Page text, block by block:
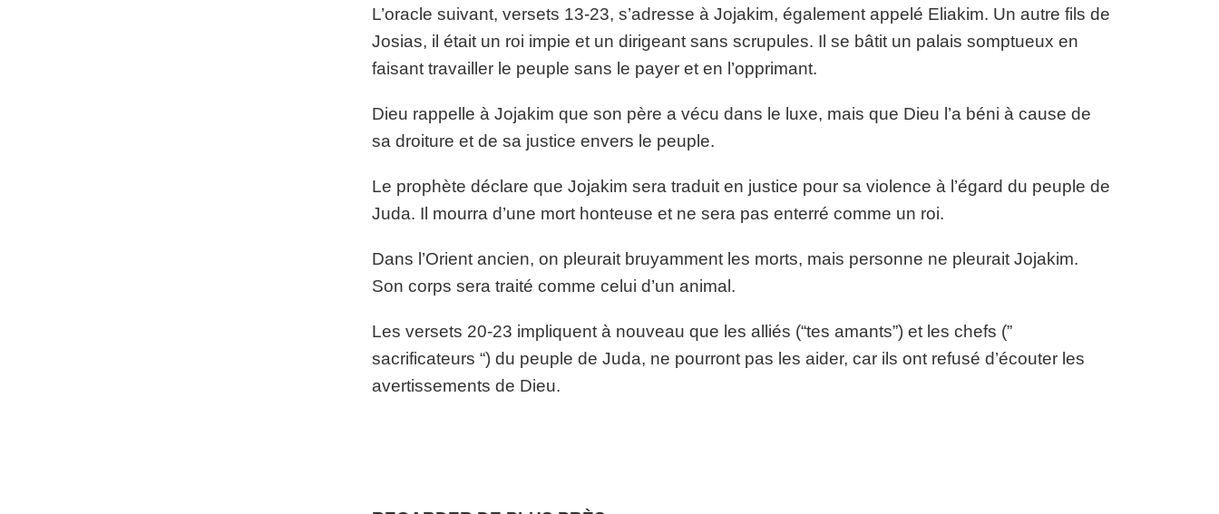
L’oracle suivant, versets 13-23, s’adresse à Jojakim, également appelé Eliakim. Un autre fils de
Josias, il était un roi impie et un dirigeant sans scrupules. Il se bâtit un palais somptueux en
faisant travailler le peuple sans le payer et en l’opprimant.
Dieu rappelle à Jojakim que son père a vécu dans le luxe, mais que Dieu l’a béni à cause de
sa droiture et de sa justice envers le peuple.
Le prophète déclare que Jojakim sera traduit en justice pour sa violence à l’égard du peuple de
Juda. Il mourra d’une mort honteuse et ne sera pas enterré comme un roi.
Dans l’Orient ancien, on pleurait bruyamment les morts, mais personne ne pleurait Jojakim.
Son corps sera traité comme celui d’un animal.
Les versets 20-23 impliquent à nouveau que les alliés (“tes amants”) et les chefs (”
sacrificateurs “) du peuple de Juda, ne pourront pas les aider, car ils ont refusé d’écouter les
avertissements de Dieu.